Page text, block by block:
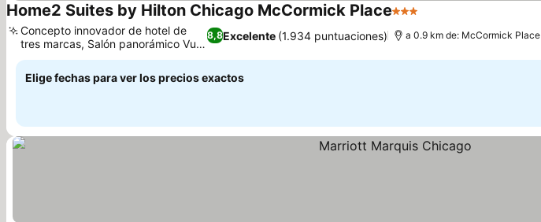
Home2 Suites by Hilton Chicago McCormick Place3 Estrellas
8,8Excelente (1.934 puntuaciones)
Concepto innovador de hotel de
tres marcas, Salón panorámico Vu
Rooftop
a 0.9 km de: McCormick Place
Elige fechas para ver los precios exactos